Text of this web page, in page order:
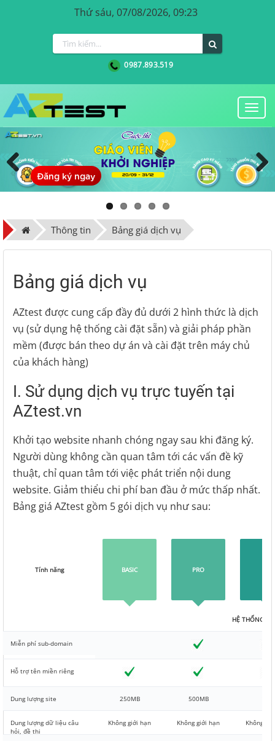
Thứ sáu, 07/08/2026, 09:23
0987.893.519
Đăng ký ngay
Previous Next
Thông tin Bảng giá dịch vụ
Bảng giá dịch vụ
AZtest được cung cấp đầy đủ dưới 2 hình thức là dịch
vụ (sử dụng hệ thống cài đặt sẵn) và giải pháp phần
mềm (được bán theo dự án và cài đặt trên máy chủ
của khách hàng)
I. Sử dụng dịch vụ trực tuyến tại
AZtest.vn
Khởi tạo website nhanh chóng ngay sau khi đăng ký.
Người dùng không cần quan tâm tới các vấn đề kỹ
thuật, chỉ quan tâm tới việc phát triển nội dung
website. Giảm thiểu chi phí ban đầu ở mức thấp nhất.
Bảng giá AZtest gồm 5 gói dịch vụ như sau:
Tính năng BASIC PRO
HỆ THỐNG
Miễn phí sub-domain
Hỗ trợ tên miền riêng
Dung lượng site 250MB 500MB
Dung lượng dữ liệu câu
hỏi, đề thi
Không giới hạn Không giới hạn Không